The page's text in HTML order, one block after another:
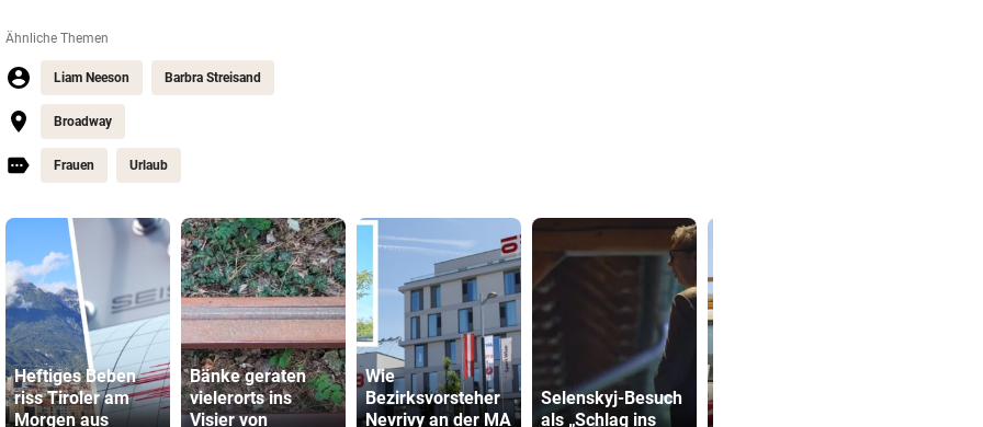
Ähnliche Themen
Liam Neeson Barbra Streisand
Broadway
Frauen Urlaub
Heftiges Beben
riss Tiroler am
Morgen aus
Bänke geraten
vielerorts ins
Visier von
Wie
Bezirksvorsteher
Nevrivy an der MA
Selenskyj-Besuch
als „Schlag ins